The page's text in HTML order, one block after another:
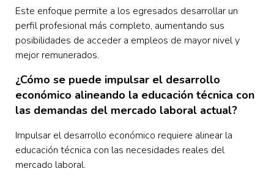
Este enfoque permite a los egresados desarrollar un
perfil profesional más completo, aumentando sus
posibilidades de acceder a empleos de mayor nivel y
mejor remunerados.
¿Cómo se puede impulsar el desarrollo
económico alineando la educación técnica con
las demandas del mercado laboral actual?
Impulsar el desarrollo económico requiere alinear la
educación técnica con las necesidades reales del
mercado laboral.